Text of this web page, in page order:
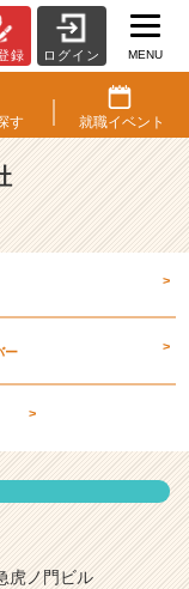
録 ログイン MENU
す 就職イベント
>
ー >
>
虎ノ門ビル